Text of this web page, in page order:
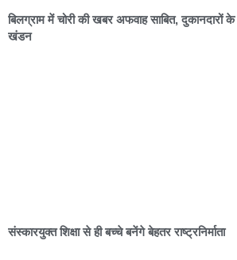
बिलग्राम में चोरी की खबर अफवाह साबित, दुकानदारों
खंडन
संस्कारयुक्त शिक्षा से ही बच्चे बनेंगे बेहतर राष्ट्रनिर्माता